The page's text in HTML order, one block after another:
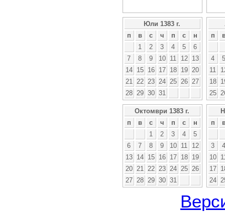
Юли 1383 г.
п
в с ч п с
н
1
2 3 4 5
6
7
8 9 10 11 12
13
14
15 16 17 18 19
20
21
22 23 24 25 26
27
28
29 30 31
п
4
5
11
18
25
Октомври 1383 г.
п
в с ч п с
н
1
2 3 4
5
6
7 8 9 10 11
12
13
14 15 16 17 18
19
20
21 22 23 24 25
26
27
28 29 30 31
п
3
4
10
17
24